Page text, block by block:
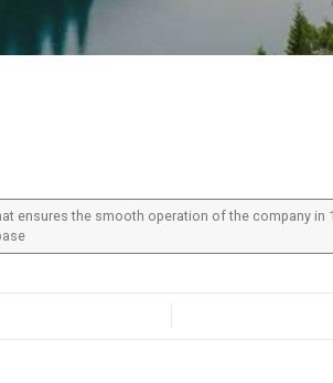
ensures the smooth operation of the company in